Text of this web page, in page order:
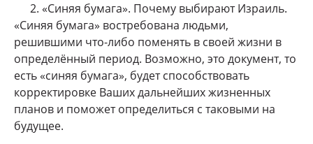
«Синяя бумага». Почему выбирают Израиль.
«Синяя бумага» востребована людьми,
решившими что-либо поменять в своей жизни в
определённый период. Возможно, это документ, то
есть «синяя бумага», будет способствовать
корректировке Ваших дальнейших жизненных
планов и поможет определиться с таковыми на
будущее.